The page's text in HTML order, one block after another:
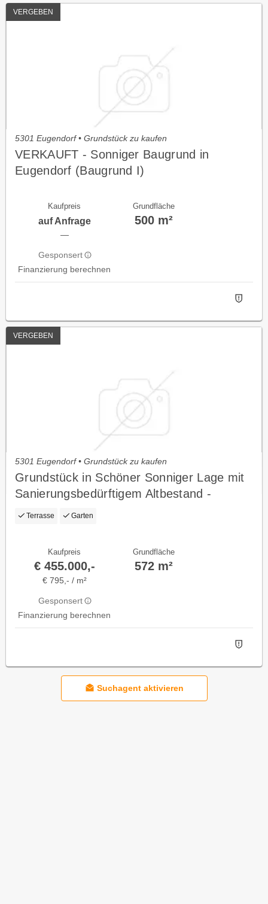
VERGEBEN
5301 Eugendorf • Grundstück zu kaufen
VERKAUFT - Sonniger Baugrund in
Eugendorf (Baugrund I)
Kaufpreis
auf Anfrage
—
Gesponsert
Finanzierung berechnen
Grundfläche
500 m²
VERGEBEN
5301 Eugendorf • Grundstück zu kaufen
Grundstück in Schöner Sonniger Lage mit
Sanierungsbedürftigem Altbestand -
Eugendorf/Hallwang
Terrasse Garten
Kaufpreis
€ 455.000,-
€ 795,- / m²
Gesponsert
Finanzierung berechnen
Grundfläche
572 m²
Suchagent aktivieren